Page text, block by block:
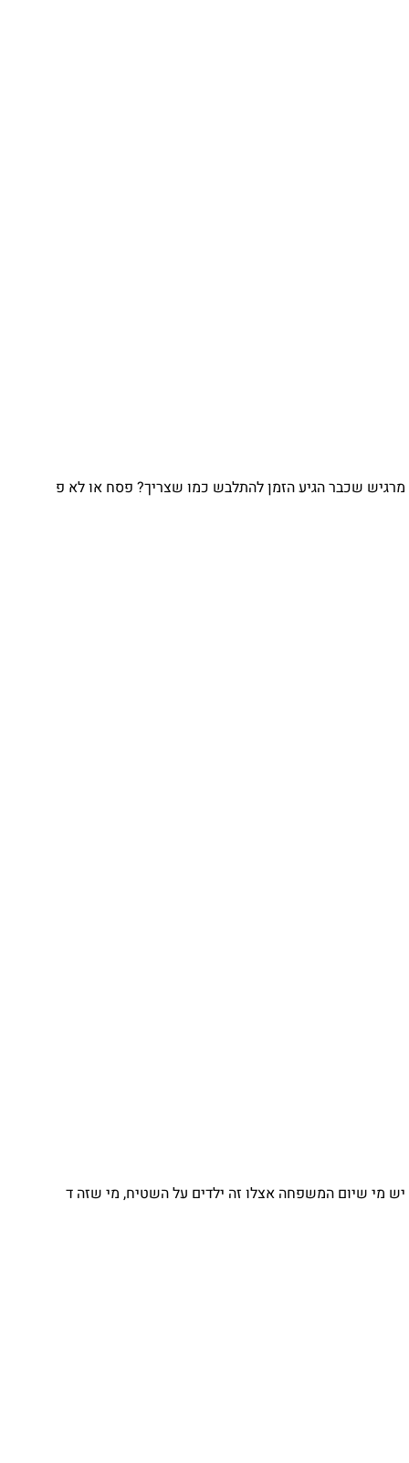
שכבר הגיע הזמן להתלבש כמו שצריך? פסח או לא פ
מי שיום המשפחה אצלו זה ילדים על השטיח, מי שזה ד